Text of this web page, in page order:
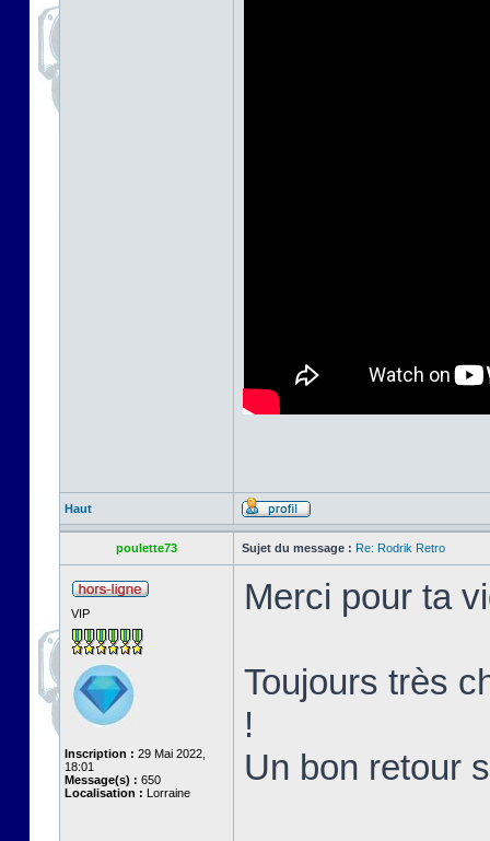
Haut
poulette73 Sujet du message : Re: Rodrik Retro
VIP
Inscription : 29 Mai 2022,
18:01
Message(s) : 650
Localisation : Lorraine
Merci pour ta
Toujours très
!
Un bon retour